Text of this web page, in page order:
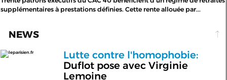
supplémentaires à prestations définies. Cette rente allouée par...
NEWS
leparisien.fr
Lutte contre l'homophobie:
Duflot pose avec Virginie
Lemoine